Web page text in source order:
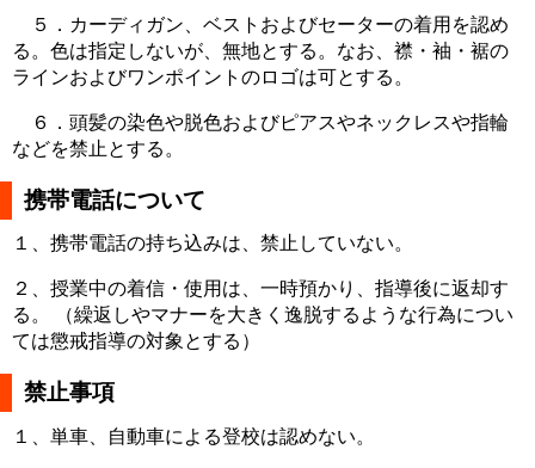
５．カーディガン、ベストおよびセーターの着用を認め
る。色は指定しないが、無地とする。なお、襟・袖・裾の
ラインおよびワンポイントのロゴは可とする。
６．頭髪の染色や脱色およびピアスやネックレスや指輪
などを禁止とする。
携帯電話について
１、携帯電話の持ち込みは、禁止していない。
２、授業中の着信・使用は、一時預かり、指導後に返却す
る。 （繰返しやマナーを大きく逸脱するような行為につい
ては懲戒指導の対象とする）
禁止事項
１、単車、自動車による登校は認めない。